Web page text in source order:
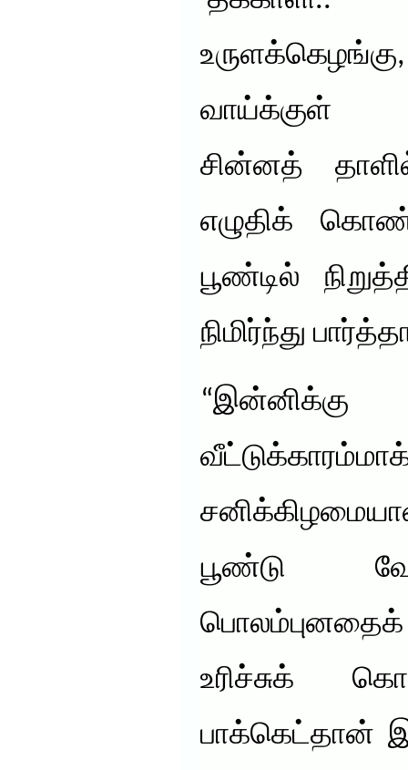
வாய்க்குள்
சின்னத்
எழுதிக்
பூண்டில்
நிமிர்ந்து
பூண்டு
பொலம்புனதைக்
உரிச்சுக்
பாக்கெட்தான்